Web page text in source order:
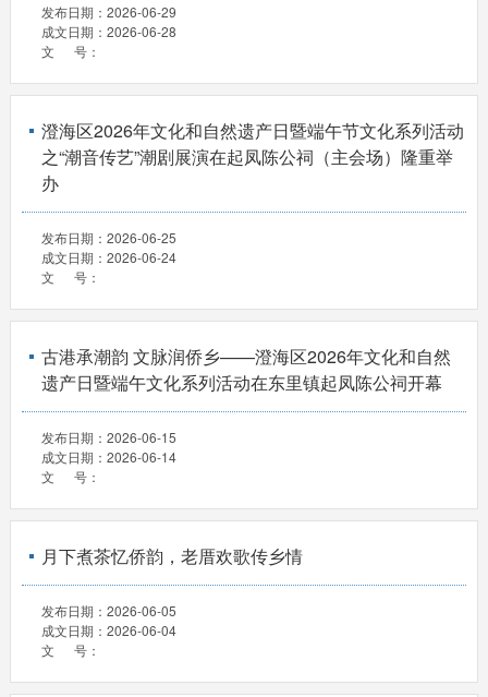
发布日期： 2026-06-29
成文日期： 2026-06-28
文 号：
澄海区2026年文化和自然遗产日暨端午节文化系列活动
之“潮音传艺”潮剧展演在起凤陈公祠（主会场）隆重举
办
发布日期： 2026-06-25
成文日期： 2026-06-24
文 号：
古港承潮韵 文脉润侨乡——澄海区2026年文化和自然
遗产日暨端午文化系列活动在东里镇起凤陈公祠开幕
发布日期： 2026-06-15
成文日期： 2026-06-14
文 号：
月下煮茶忆侨韵，老厝欢歌传乡情
发布日期： 2026-06-05
成文日期： 2026-06-04
文 号：